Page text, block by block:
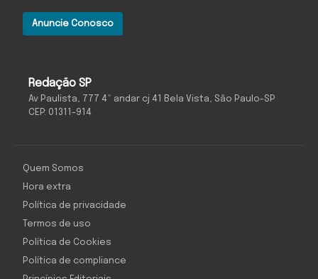
Redação SP
Av Paulista, 777 4º andar cj 41 Bela Vista, São Paulo-SP
CEP: 01311-914
Anuncie Conosco
Quem Somos
Hora extra
Política de privacidade
Termos de uso
Política de Cookies
Política de compliance